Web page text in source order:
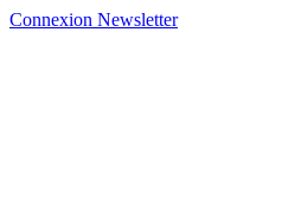
Connexion Newsletter